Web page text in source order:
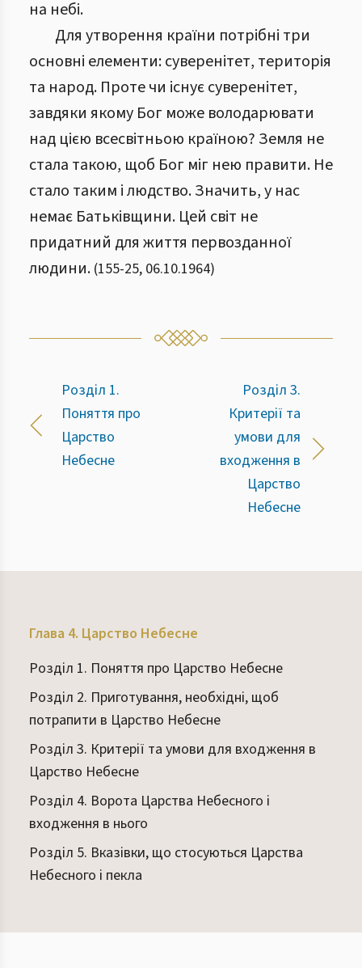
на небі.
Для утворення країни потрібні три
основні елементи: суверенітет, територія
та народ. Проте чи існує суверенітет,
завдяки якому Бог може володарювати
над цією всесвітньою країною? Земля не
стала такою, щоб Бог міг нею правити. Не
стало таким і людство. Значить, у нас
немає Батьківщини. Цей світ не
придатний для життя первозданної
людини. (155-25, 06.10.1964)
Розділ 1.
Поняття про
Царство
Небесне
Розділ 3.
Критерії та
умови для
входження в
Царство
Небесне
Глава 4. Царство Небесне
Розділ 1. Поняття про Царство Небесне
Розділ 2. Приготування, необхідні, щоб
потрапити в Царство Небесне
Розділ 3. Критерії та умови для входження в
Царство Небесне
Розділ 4. Ворота Царства Небесного і
входження в нього
Розділ 5. Вказівки, що стосуються Царства
Небесного і пекла